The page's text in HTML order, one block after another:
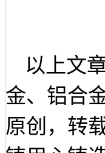
以上文
金、铝合
原创，转